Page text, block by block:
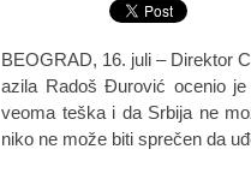
BEOGRAD, 16. juli – Direktor
azila Radoš Đurović ocenio
veoma teška i da Srbija ne
niko ne može biti sprečen da